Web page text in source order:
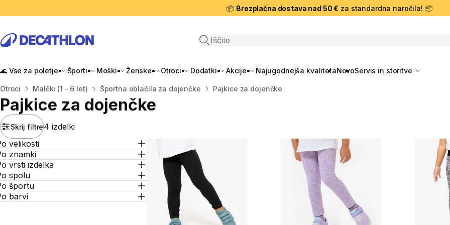
📦 Brezplačna dostava nad 50 € za standardna naročila! 📦
Odpri iskanje
🌊 Vse za poletje Športi Moški Ženske Otroci Dodatki Akcije Najugodnejša kvalitetaNovoServis in storitve
Domov
Otroci Malčki (1 - 6 let) Športna oblačila za dojenčke Pajkice za dojenčke
Pajkice za dojenčke
Skrij filtre4 izdelki
velikosti
znamki
vrsti izdelka
spolu
športu
barvi